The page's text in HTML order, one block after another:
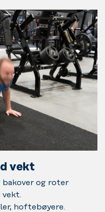
vekt
bakover og roter
vekt.
hoftebøyere.